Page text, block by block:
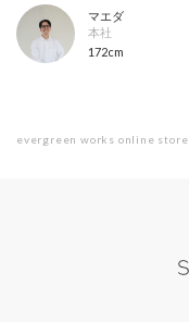
マエダ
本社
172cm
evergreen works online store